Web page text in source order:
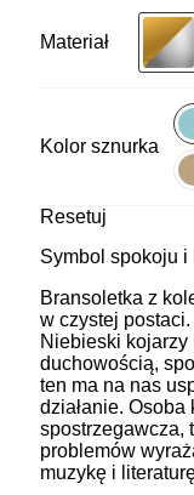
Materiał
Kolor sznurka
Resetuj
Symbol spokoju i
Bransoletka z
w czystej postaci.
Niebieski kojarzy
duchowością,
ten ma na nas
działanie.
spostrzegawcza,
problemów
muzykę i